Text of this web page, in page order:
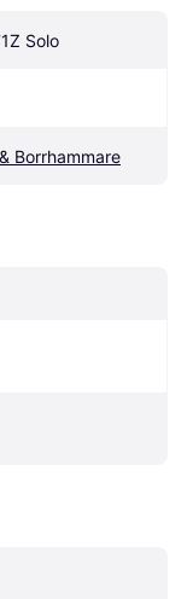
Solo
Borrhammare